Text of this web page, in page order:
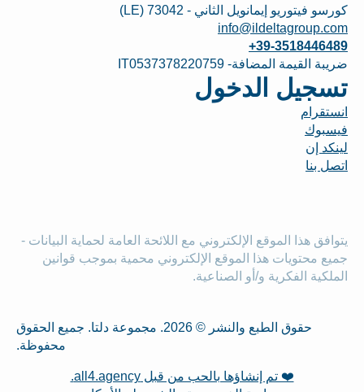
كورسو فيتوريو إيمانويل الثاني - 73042 (LE)
info@ildeltagroup.com
+39-3518446489
ضريبة القيمة المضافة- IT0537378220759
تسجيل الدخول
انستقرام
فيسبوك
لينكد إن
اتصل بنا
يتوافق هذا الموقع الإلكتروني مع اللائحة العامة لحماية البيانات -
جميع محتويات هذا الموقع الإلكتروني محمية بموجب قوانين
الملكية الفكرية و/أو الصناعية.
حقوق الطبع والنشر © 2026. مجموعة دلتا. جميع الحقوق
محفوظة.
❤️ تم إنشاؤها بالحب من قبل all4.agency.